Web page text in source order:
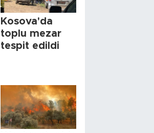
Kosova'da
toplu mezar
tespit edildi